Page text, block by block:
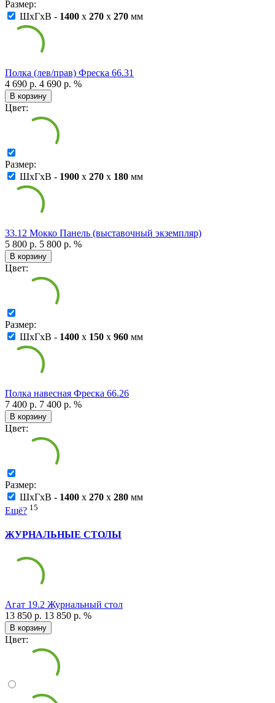
Размер:
ШxГxВ - 1400 x 270 x 270 мм
Полка (лев/прав) Фреска 66.31
4 690 р. 4 690 р. %
В корзину
Цвет:
Размер:
ШxГxВ - 1900 x 270 x 180 мм
33.12 Мокко Панель (выставочный экземпляр)
5 800 р. 5 800 р. %
В корзину
Цвет:
Размер:
ШxГxВ - 1400 x 150 x 960 мм
Полка навесная Фреска 66.26
7 400 р. 7 400 р. %
В корзину
Цвет:
Размер:
ШxГxВ - 1400 x 270 x 280 мм
Ещё? 15
ЖУРНАЛЬНЫЕ СТОЛЫ
Агат 19.2 Журнальный стол
13 850 р. 13 850 р. %
В корзину
Цвет: